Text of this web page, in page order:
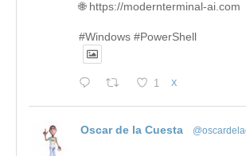
🌐 https://modernterminal-ai.com
#Windows #PowerShell
1 X
Oscar de la Cuesta